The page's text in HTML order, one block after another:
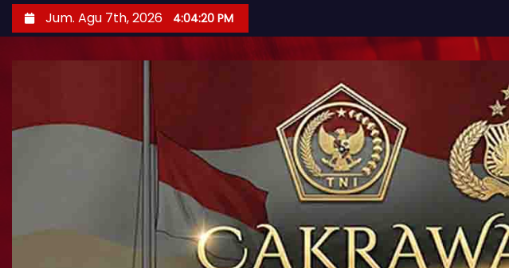
Jum. Agu 7th, 2026 4:04:22 PM